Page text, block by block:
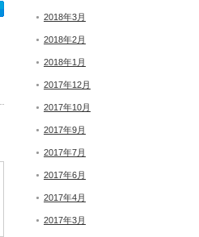
2018年3月
2018年2月
2018年1月
2017年12月
2017年10月
2017年9月
2017年7月
2017年6月
2017年4月
2017年3月